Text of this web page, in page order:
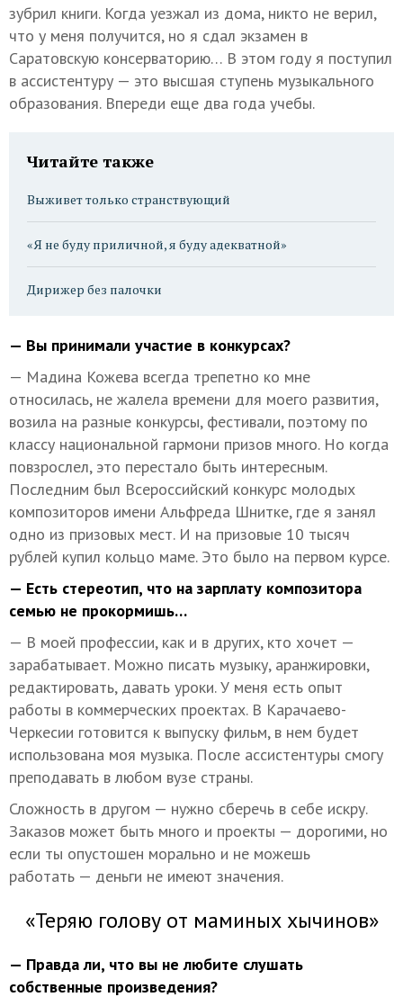
зубрил книги. Когда уезжал из дома, никто не верил,
что у меня получится, но я сдал экзамен в
Саратовскую консерваторию… В этом году я поступил
в ассистентуру — это высшая ступень музыкального
образования. Впереди еще два года учебы.
Читайте также
Выживет только странствующий
«Я не буду приличной, я буду адекватной»
Дирижер без палочки
— Вы принимали участие в конкурсах?
— Мадина Кожева всегда трепетно ко мне
относилась, не жалела времени для моего развития,
возила на разные конкурсы, фестивали, поэтому по
классу национальной гармони призов много. Но когда
повзрослел, это перестало быть интересным.
Последним был Всероссийский конкурс молодых
композиторов имени Альфреда Шнитке, где я занял
одно из призовых мест. И на призовые 10 тысяч
рублей купил кольцо маме. Это было на первом курсе.
— Есть стереотип, что на зарплату композитора
семью не прокормишь…
— В моей профессии, как и в других, кто хочет —
зарабатывает. Можно писать музыку, аранжировки,
редактировать, давать уроки. У меня есть опыт
работы в коммерческих проектах. В Карачаево-
Черкесии готовится к выпуску фильм, в нем будет
использована моя музыка. После ассистентуры смогу
преподавать в любом вузе страны.
Сложность в другом — нужно сберечь в себе искру.
Заказов может быть много и проекты — дорогими, но
если ты опустошен морально и не можешь
работать — деньги не имеют значения.
«Теряю голову от маминых хычинов»
— Правда ли, что вы не любите слушать
собственные произведения?